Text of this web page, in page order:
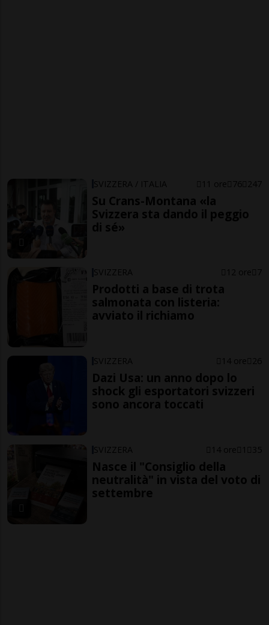
SVIZZERA / ITALIA 11 ore 76 247
Su Crans-Montana «la
Svizzera sta dando il peggio
di sé»
SVIZZERA 12 ore 7
Prodotti a base di trota
salmonata con listeria:
avviato il richiamo
SVIZZERA 14 ore 26
Dazi Usa: un anno dopo lo
shock gli esportatori svizzeri
sono ancora toccati
SVIZZERA 14 ore 1 35
Nasce il "Consiglio della
neutralità" in vista del voto di
settembre